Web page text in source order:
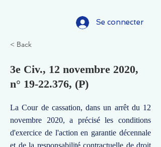
Se connecter
< Back
3e Civ., 12 novembre 2020,
n° 19-22.376, (P)
La Cour de cassation, dans un arrêt du 12
novembre 2020, a précisé les conditions
d'exercice de l'action en garantie décennale
et de la responsabilité contractuelle de droit